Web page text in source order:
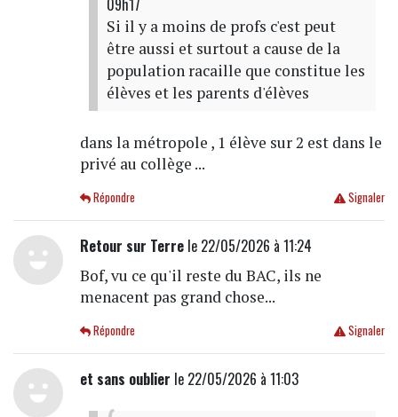
09h17
Si il y a moins de profs c'est peut
être aussi et surtout a cause de la
population racaille que constitue les
élèves et les parents d'élèves
dans la métropole , 1 élève sur 2 est dans le
privé au collège ...
Signaler
Répondre
Retour sur Terrele 22/05/2026 à 11:24
Bof, vu ce qu'il reste du BAC, ils ne
menacent pas grand chose...
Signaler
Répondre
et sans oublier le 22/05/2026 à 11:03